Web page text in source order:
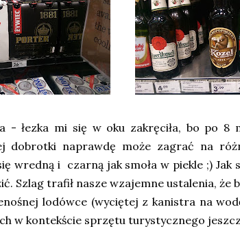
- łezka mi się w oku zakręciła, bo po 8
dobrotki naprawdę może zagrać na
wredną i czarną jak smoła w piekle ;) Jak
Szlag trafił nasze wzajemne ustalenia,
lodówce (wyciętej z kanistra na
w kontekście sprzętu turystycznego